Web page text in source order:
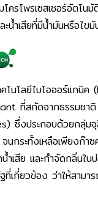
โครโพรเซสเซอร์อัต
ำเสียที่มีน้ำมันหรือไขมั
นโลยีไบโอออร์แกนิ
ที่สกัดจากธรรมชาติ
ซึ่งประกอบด้วยกลุ่
นกระทั้งเหลือเพียงก๊
ำเสีย และกำจัดกลิ่น
กี่ยวข้อง ว่าให้สามา